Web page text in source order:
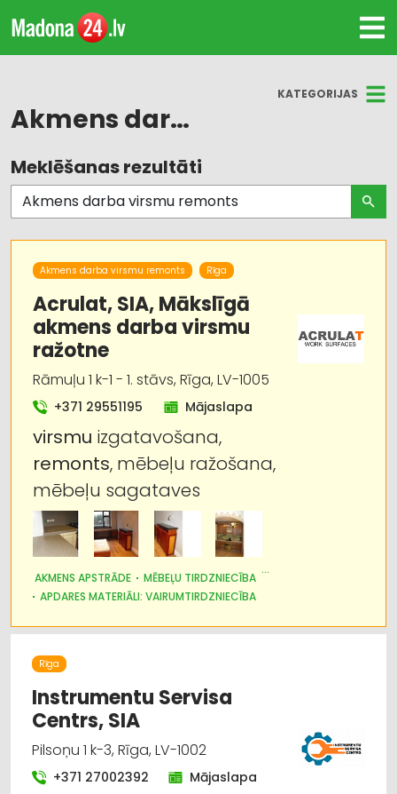
KATEGORIJAS
Akmens darba virsmu remonts
Visas nozares
Apdares materiāli: tirdzniecība
Instrumentu un darbarīku tirdzniecība
Mēbeļu ražošana, mēbeļu sagataves
Akmens apstrāde
Apdares materiāli: grīdas segumi
Auto remonts, apkope
Auto ķīmija, auto krāsas
Autoservisu aprīkojums
Celtniecības tehnika un iekārtas; noma
Meklēšanas rezultāti
Akmens darba virsmu remonts Rīga
Acrulat, SIA, Mākslīgā
akmens darba virsmu
ražotne
Rāmuļu 1 k-1 - 1. stāvs, Rīga, LV-1005
+371 29551195 Mājaslapa
virsmu izgatavošana,
remonts, mēbeļu ražošana,
mēbeļu sagataves
AKMENS APSTRĀDE
MĒBEĻU TIRDZNIECĪBA
APDARES MATERIĀLI: VAIRUMTIRDZNIECĪBA
APDARES MATERIĀLI: TIRDZNIECĪBA
Rīga
Instrumentu Servisa
Centrs, SIA
Pilsoņu 1 k-3, Rīga, LV-1002
+371 27002392 Mājaslapa